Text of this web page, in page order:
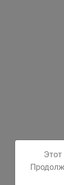
Этот